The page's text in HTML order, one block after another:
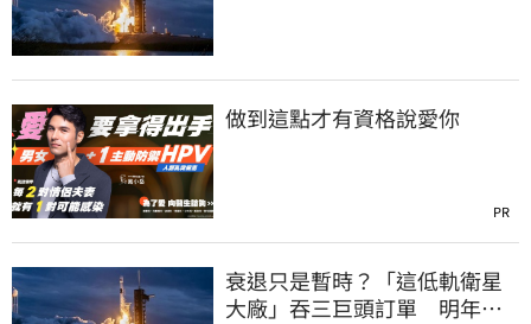
做到這點才有資格說愛你
PR
衰退只是暫時？「這低軌衛星
大廠」吞三巨頭訂單 明年